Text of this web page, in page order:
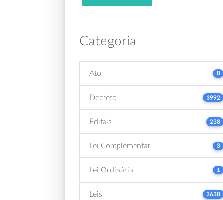
Categoria
Ato 8
Decreto 3992
Editais 238
Lei Complementar 3
Lei Ordinária 1
Leis 2638